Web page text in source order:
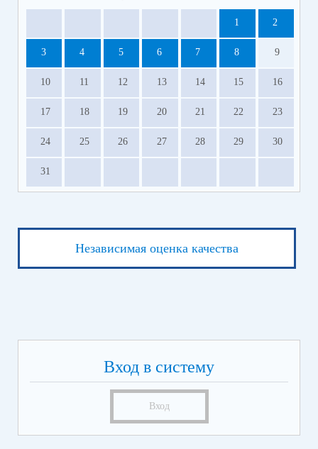
1 2
3 4 5 6 7 8 9
10 11 12 13 14 15 16
17 18 19 20 21 22 23
24 25 26 27 28 29 30
31
Независимая оценка качества
Вход в систему
Вход